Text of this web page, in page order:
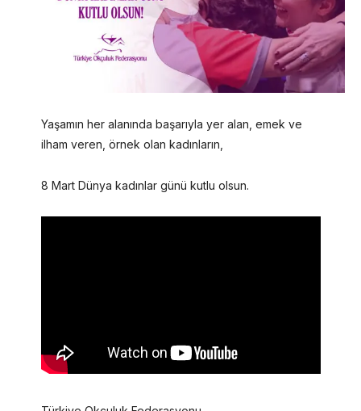
Yaşamın her alanında başarıyla yer alan, emek ve
ilham veren, örnek olan kadınların,
8 Mart Dünya kadınlar günü kutlu olsun.